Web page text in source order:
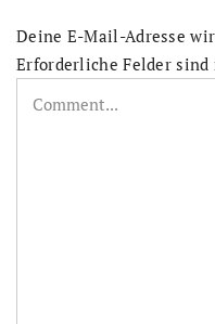
Deine E-Mail-Adresse
Erforderliche Felder sind